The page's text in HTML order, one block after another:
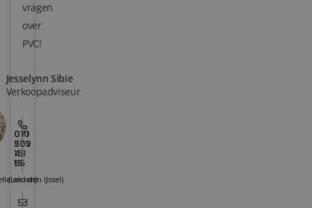
Contact
vragen
over
PVC!
Jesselynn Sibie
Verkoopadviseur
071
579
43
55
(Leiden)
010
202
15
15
aan den IJssel)